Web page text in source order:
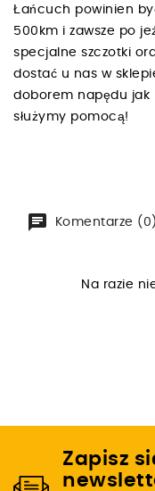
Łańcuch powinien
500km i zawsze po
specjalne szczotki
dostać u nas w
doborem napędu jak
służymy pomocą!
Komentarze (0)
Na razie
Zapisz